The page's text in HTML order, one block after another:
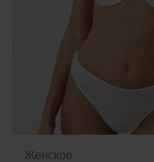
Женское